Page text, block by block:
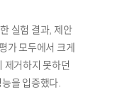
실험 결과, 제안
가 모두에서 크게
제거하지 못하던
을 입증했다.